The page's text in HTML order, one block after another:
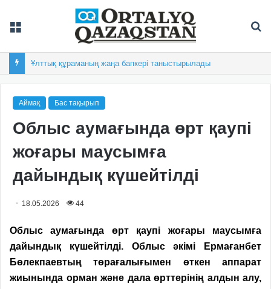
Ұлттық құраманың жаңа бапкері таныстырылады
Аймақ Бас тақырып
Облыс аумағында өрт қаупі
жоғары маусымға
дайындық күшейтілді
18.05.2026 44
Облыс аумағында өрт қаупі жоғары маусымға
дайындық күшейтілді. Облыс әкімі Ермағанбет
Бөлекпаевтың төрағалығымен өткен аппарат
жиынында орман және дала өрттерінің алдын алу,